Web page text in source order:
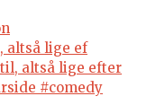
altså lige ef